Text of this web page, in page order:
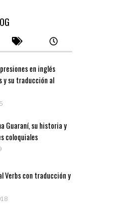
en inglés
y su traducción al
Guaraní, su historia y
coloquiales
Verbs con traducción y